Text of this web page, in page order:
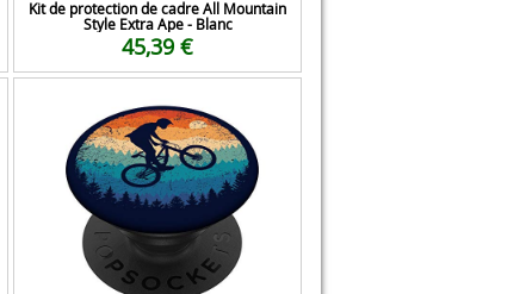
Kit de protection de cadre All Mountain
Style Extra Ape - Blanc
45,39 €